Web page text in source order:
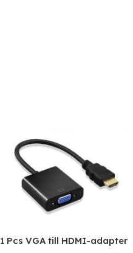
1 Pcs VGA till HDMI-adapter